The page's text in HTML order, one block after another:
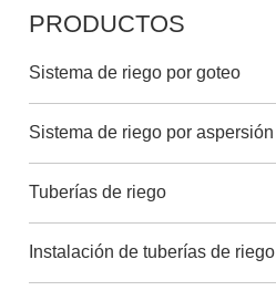
PRODUCTOS
Sistema de riego por goteo
Sistema de riego por aspersión
Tuberías de riego
Instalación de tuberías de riego